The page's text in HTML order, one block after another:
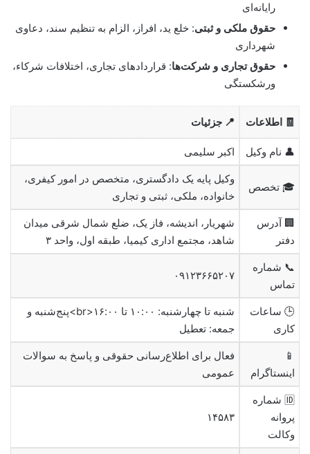
رایانه‌ای
حقوق ملکی و ثبتی: خلع ید، افراز، الزام به تنظیم سند، دعاوی
شهرداری
حقوق تجاری و شرکت‌ها: قراردادهای تجاری، اختلافات شرکاء،
ورشکستگی
🧾 اطلاعات 📍 جزئیات
👤 نام وکیل اکبر سلیمی
🎓 تخصص
وکیل پایه یک دادگستری، متخصص در امور کیفری،
خانواده، ملکی، ثبتی و تجاری
🏢 آدرس
دفتر
شهریار، اندیشه، فاز یک، ضلع شمال شرقی میدان
شاهد، مجتمع اداری کیمیا، طبقه اول، واحد ۳
📞 شماره
تماس
۰۹۱۲۳۶۶۵۲۰۷
🕒 ساعات
کاری
شنبه تا چهارشنبه: ۱۰:۰۰ تا ۱۶:۰۰<br>پنج‌شنبه و
جمعه: تعطیل
📱
اینستاگرام
فعال برای اطلاع‌رسانی حقوقی و پاسخ به سوالات
عمومی
🆔 شماره
پروانه
وکالت
۱۴۵۸۳